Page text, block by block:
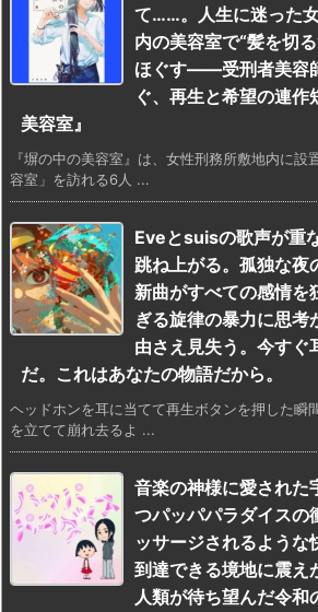
て……。人生に迷った
内の美容室で“髪を切
ほぐす――受刑者美容
ぐ、再生と希望の連作
美容室』
『塀の中の美容室』は、女性刑務所敷地内に設
容室」を訪れる6人 ...
Eveとsuisの歌声が重
跳ね上がる。孤独な夜
新曲がすべての感情を
ぎる旋律の暴力に思考
由さえ見失う。今すぐ
だ。これはあなたの物語だから。
ヘッドホンを耳に当てて再生ボタンを押した瞬
を立てて崩れ去るよ ...
音楽の神様に愛された
つパッパパラダイスの
ッサージされるような
到達できる境地に震え
人類が待ち望んだ令和